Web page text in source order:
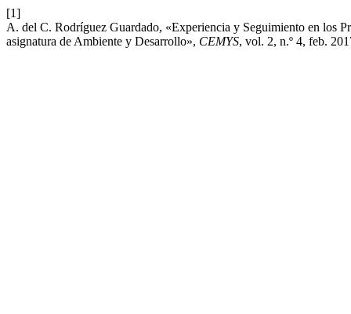
[1]
A. del C. Rodríguez Guardado, «Experiencia y Seguimiento en los
asignatura de Ambiente y Desarrollo», CEMYS, vol. 2, n.º 4, feb.